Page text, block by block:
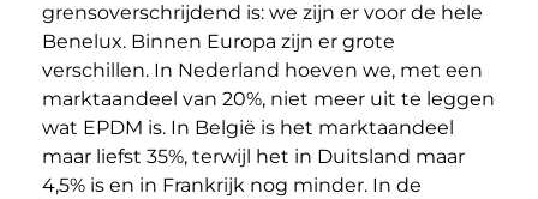
grensoverschrijdend is: we zijn er voor de hele
Benelux. Binnen Europa zijn er grote
verschillen. In Nederland hoeven we, met een
marktaandeel van 20%, niet meer uit te leggen
wat EPDM is. In België is het marktaandeel
maar liefst 35%, terwijl het in Duitsland maar
4,5% is en in Frankrijk nog minder. In de